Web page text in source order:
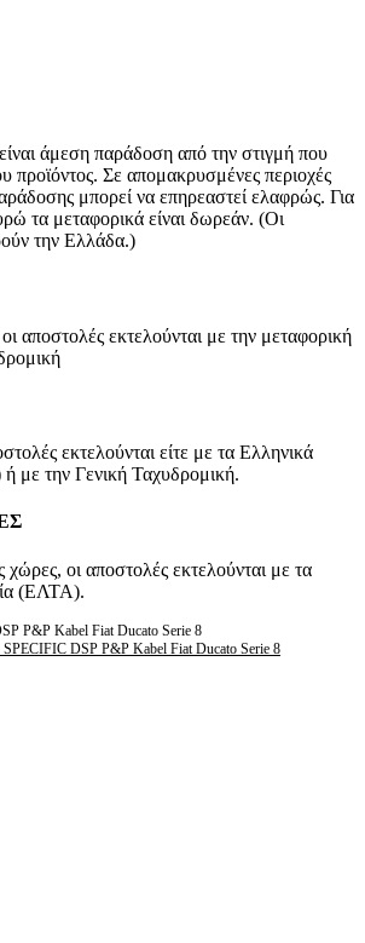
άμεση παράδοση από την στιγμή που
προϊόντος. Σε απομακρυσμένες περιοχές
μπορεί να επηρεαστεί ελαφρώς. Για
τα μεταφορικά είναι δωρεάν. (Οι
την Ελλάδα.)
αποστολές εκτελούνται με την μεταφορική
εκτελούνται είτε με τα Ελληνικά
με την Γενική Ταχυδρομική.
χώρες, οι αποστολές εκτελούνται με τα
(ΕΛΤΑ).
P&P Kabel Fiat Ducato Serie 8
DSP P&P Kabel Fiat Ducato Serie 8